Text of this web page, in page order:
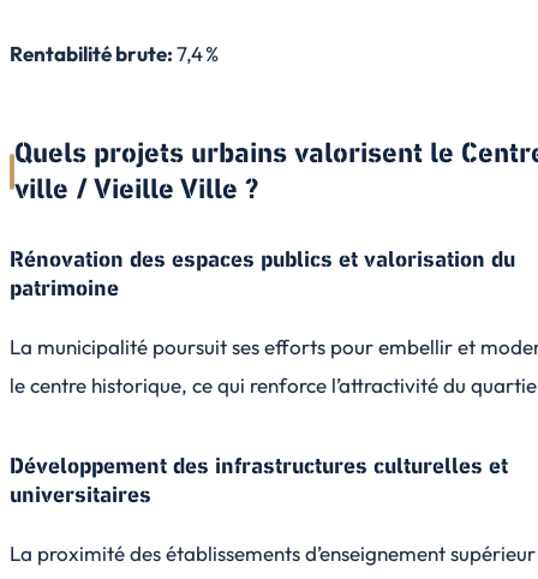
Rentabilité brute:7,4 %
Quels projets urbains valorisent le
ville / Vieille Ville ?
Rénovation des espaces publics et valorisation du
patrimoine
La municipalité poursuit ses efforts pour embellir et
le centre historique, ce qui renforce l’attractivité du
Développement des infrastructures culturelles et
universitaires
La proximité des établissements d’enseignement